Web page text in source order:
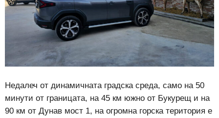
Недалеч от динамичната градска среда, само на 50
минути от границата, на 45 км южно от Букурещ и на
90 км от Дунав мост 1, на огромна горска територия е